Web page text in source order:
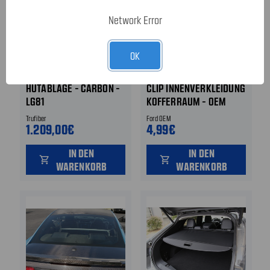
HUTABLAGE - CARBON -
LG81
Trufiber
1.209,00€
shopping_cart
IN DEN
WARENKORB
CLIP INNENVERKLEIDUNG
KOFFERRAUM - OEM
Ford OEM
4,99€
shopping_cart
IN DEN
WARENKORB
Network Error
OK